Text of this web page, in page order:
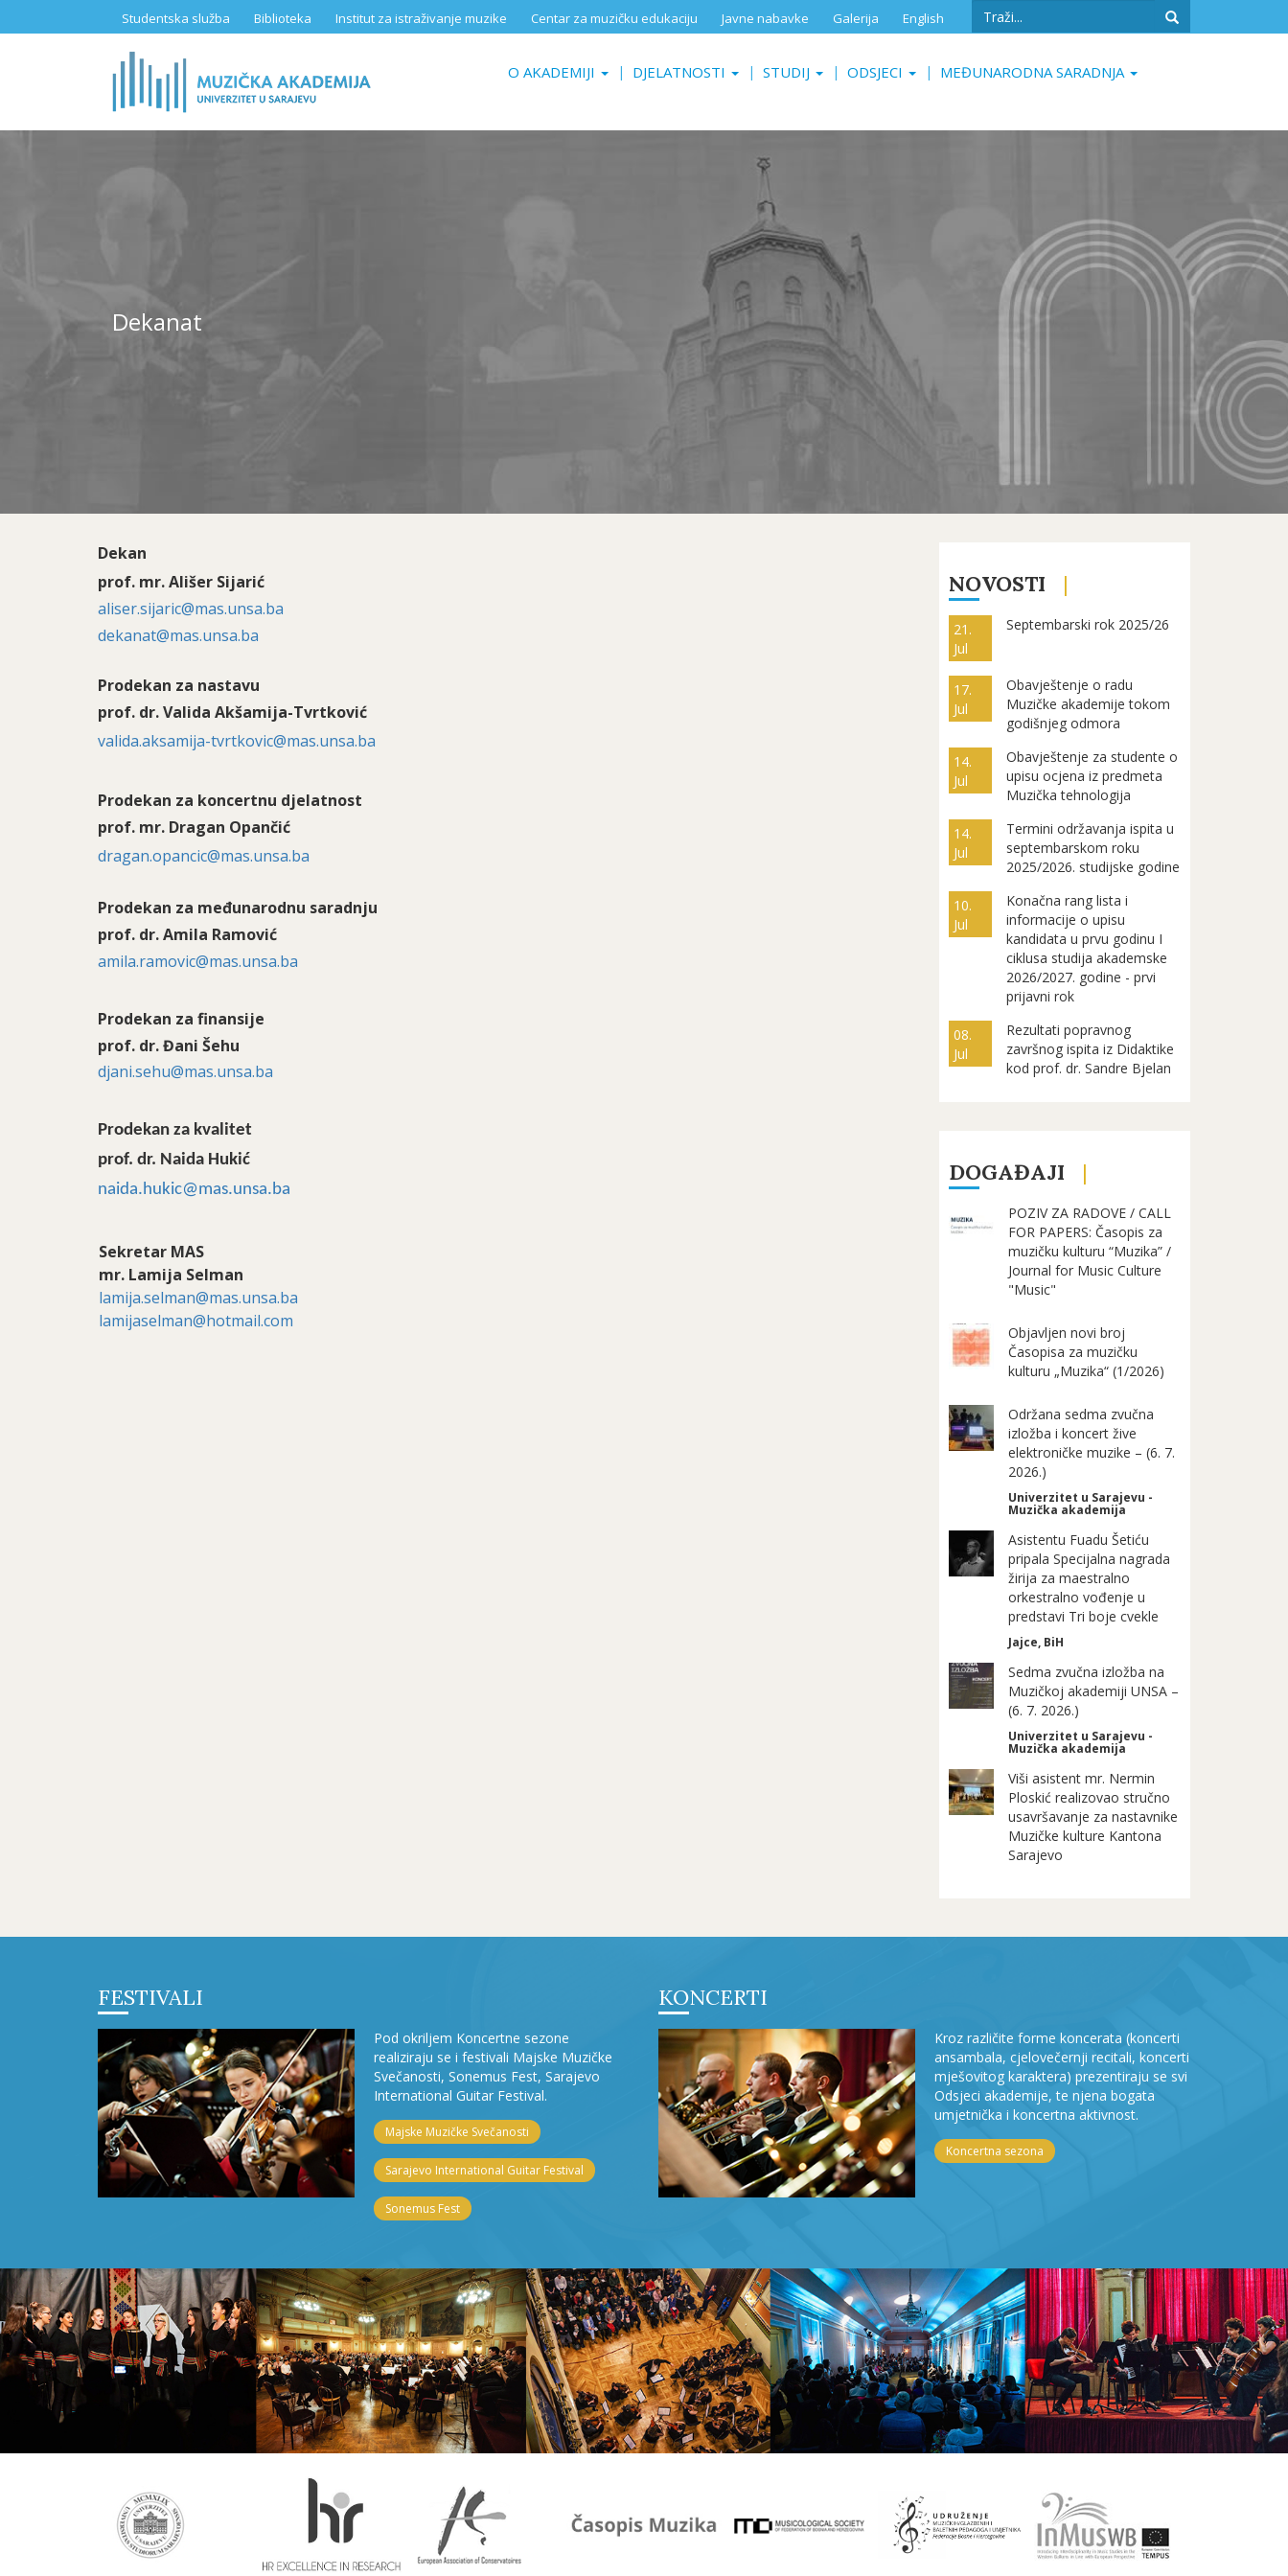
Studentska služba Biblioteka Institut za istraživanje muzike Centar za muzičku edukaciju Javne nabavke Galerija English
Search
O AKADEMIJI DJELATNOSTI STUDIJ ODSJECI MEĐUNARODNA SARADNJA
Dekanat
Dekan
prof. mr. Ališer Sijarić
aliser.sijaric@mas.unsa.ba
dekanat@mas.unsa.ba
Prodekan za nastavu
prof. dr. Valida Akšamija-Tvrtković
valida.aksamija-tvrtkovic@mas.unsa.ba
Prodekan za koncertnu djelatnost
prof. mr. Dragan Opančić
dragan.opancic@mas.unsa.ba
Prodekan za međunarodnu saradnju
prof. dr. Amila Ramović
amila.ramovic@mas.unsa.ba
Prodekan za finansije
prof. dr. Đani Šehu
djani.sehu@mas.unsa.ba
Prodekan za kvalitet
prof. dr. Naida Hukić
naida.hukic@mas.unsa.ba
Sekretar MAS
mr. Lamija Selman
lamija.selman@mas.unsa.ba
lamijaselman@hotmail.com
NOVOSTI
21.
Jul
Septembarski rok 2025/26
17.
Jul
Obavještenje o radu
Muzičke akademije tokom
godišnjeg odmora
14.
Jul
Obavještenje za studente o
upisu ocjena iz predmeta
Muzička tehnologija
14.
Jul
Termini održavanja ispita u
septembarskom roku
2025/2026. studijske godine
10.
Jul
Konačna rang lista i
informacije o upisu
kandidata u prvu godinu I
ciklusa studija akademske
2026/2027. godine - prvi
prijavni rok
08.
Jul
Rezultati popravnog
završnog ispita iz Didaktike
kod prof. dr. Sandre Bjelan
DOGAĐAJI
POZIV ZA RADOVE / CALL
FOR PAPERS: Časopis za
muzičku kulturu “Muzika” /
Journal for Music Culture
"Music"
Objavljen novi broj
Časopisa za muzičku
kulturu „Muzika“ (1/2026)
Održana sedma zvučna
izložba i koncert žive
elektroničke muzike – (6. 7.
2026.)
Univerzitet u Sarajevu -
Muzička akademija
Asistentu Fuadu Šetiću
pripala Specijalna nagrada
žirija za maestralno
orkestralno vođenje u
predstavi Tri boje cvekle
Jajce, BiH
Sedma zvučna izložba na
Muzičkoj akademiji UNSA –
(6. 7. 2026.)
Univerzitet u Sarajevu -
Muzička akademija
Viši asistent mr. Nermin
Ploskić realizovao stručno
usavršavanje za nastavnike
Muzičke kulture Kantona
Sarajevo
FESTIVALI
Pod okriljem Koncertne sezone
realiziraju se i festivali Majske Muzičke
Svečanosti, Sonemus Fest, Sarajevo
International Guitar Festival.
Majske Muzičke Svečanosti
Sarajevo International Guitar Festival
Sonemus Fest
KONCERTI
Kroz različite forme koncerata (koncerti
ansambala, cjelovečernji recitali, koncerti
mješovitog karaktera) prezentiraju se svi
Odsjeci akademije, te njena bogata
umjetnička i koncertna aktivnost.
Koncertna sezona